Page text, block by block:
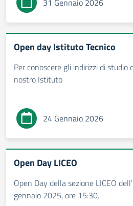
31 Gennaio 2026
Open day Istituto Tecnico
Per conoscere gli indirizzi di
nostro Istituto
24 Gennaio 2026
Open Day LICEO
Open Day della sezione LICEO
gennaio 2025, ore 15:30.